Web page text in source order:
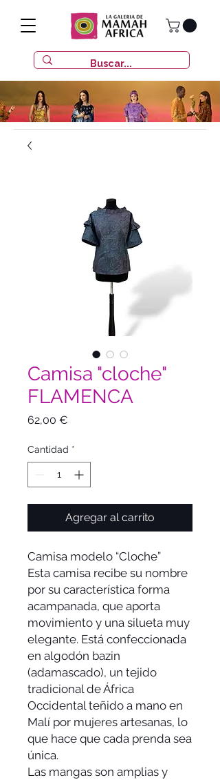
Camisa "cloche"
FLAMENCA
62,00 €
Cantidad *
Agregar al carrito
Camisa modelo “Cloche”
Esta camisa recibe su nombre
por su característica forma
acampanada, que aporta
movimiento y una silueta muy
elegante. Está confeccionada
en algodón bazin
(adamascado), un tejido
tradicional de África
Occidental teñido a mano en
Malí por mujeres artesanas, lo
que hace que cada prenda sea
única.
Las mangas son amplias y